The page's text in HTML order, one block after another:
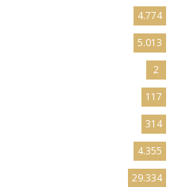
4.774
5.013
2
117
314
4.355
29.334